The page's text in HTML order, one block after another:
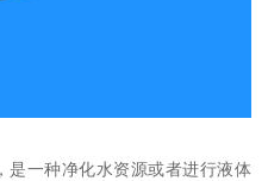
是一种净化水资源或者进行液体